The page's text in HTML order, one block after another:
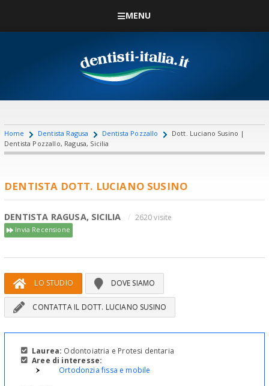
MENU
Home Dentista Ragusa Dentista Pozzallo
Dott. Luciano Susino |
Dentista Pozzallo, Ragusa, Sicilia
DENTISTA DOTT. LUCIANO SUSINO
DENTISTA RAGUSA, SICILIA 2620 visite
Invia Recensione
LO STUDIO DOVE SIAMO
CONTATTA IL DOTT. LUCIANO SUSINO
Laurea: Odontoiatria e Protesi dentaria
Aree di interesse:
Ortodonzia fissa e mobile